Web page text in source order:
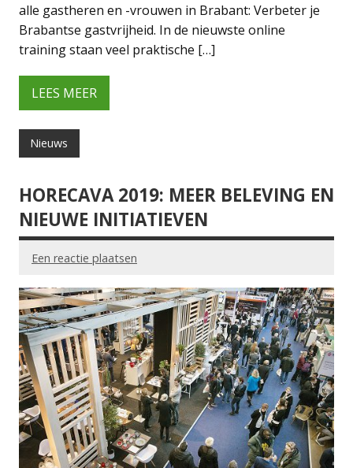
alle gastheren en -vrouwen in Brabant: Verbeter je
Brabantse gastvrijheid. In de nieuwste online
training staan veel praktische […]
LEES MEER
Nieuws
HORECAVA 2019: MEER BELEVING EN
NIEUWE INITIATIEVEN
Een reactie plaatsen